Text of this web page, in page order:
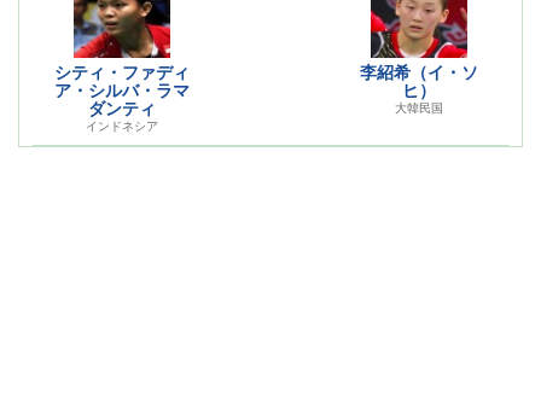
シティ・ファディ
ア・シルバ・ラマ
ダンティ
インドネシア
李紹希（イ・ソ
ヒ）
大韓民国